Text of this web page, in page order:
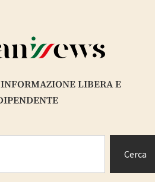
LIBERA E
Cerca